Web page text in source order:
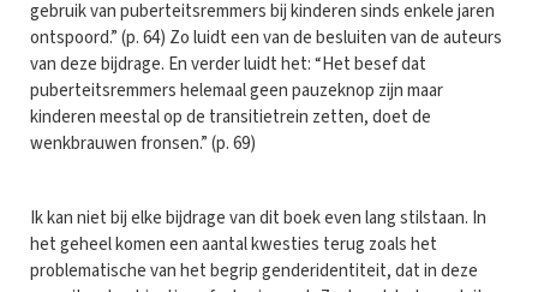
gebruik van puberteitsremmers bij kinderen sinds enkele jaren
ontspoord.” (p. 64) Zo luidt een van de besluiten van de auteurs
van deze bijdrage. En verder luidt het: “Het besef dat
puberteitsremmers helemaal geen pauzeknop zijn maar
kinderen meestal op de transitietrein zetten, doet de
wenkbrauwen fronsen.” (p. 69)
Ik kan niet bij elke bijdrage van dit boek even lang stilstaan. In
het geheel komen een aantal kwesties terug zoals het
problematische van het begrip genderidentiteit, dat in deze